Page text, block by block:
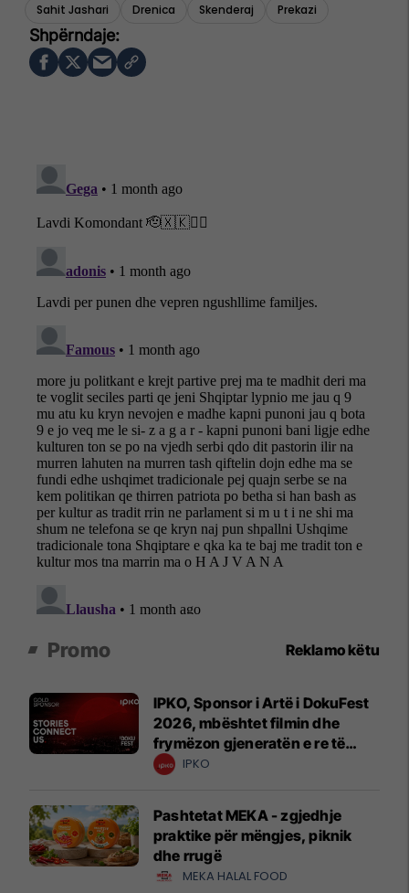
Sahit Jashari Drenica Skenderaj Prekazi
Promo Reklamo këtu
IPKO, Sponsor i Artë i DokuFest
2026, mbështet filmin dhe
frymëzon gjeneratën e re të
krijuesve
IPKO
Pashtetat MEKA - zgjedhje
praktike për mëngjes, piknik
dhe rrugë
MEKA HALAL FOOD